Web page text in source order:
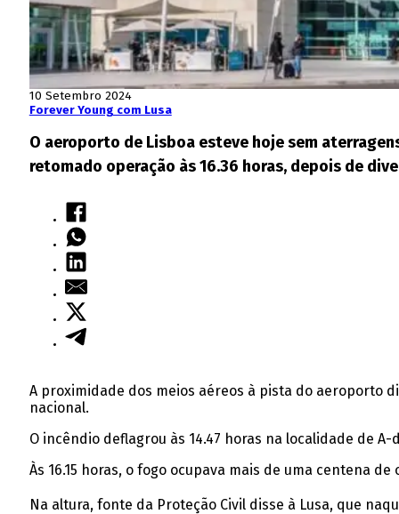
10 Setembro 2024
Forever Young com Lusa
O aeroporto de Lisboa esteve hoje sem
retomado operação às 16.36 horas, depois de
A proximidade dos meios aéreos à pista do aeroporto
nacional.
O incêndio deflagrou às 14.47 horas na localidade de
Às 16.15 horas, o fogo ocupava mais de uma centena
Na altura, fonte da Proteção Civil disse à Lusa, que